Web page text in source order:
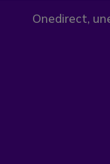
Onedirect,